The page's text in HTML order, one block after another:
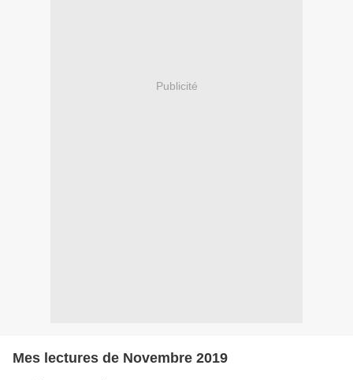
Publicité
Mes lectures de Novembre 2019